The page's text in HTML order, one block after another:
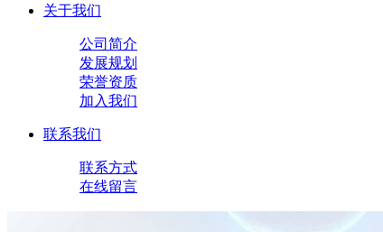
关于我们
公司简介
发展规划
荣誉资质
加入我们
联系我们
联系方式
在线留言